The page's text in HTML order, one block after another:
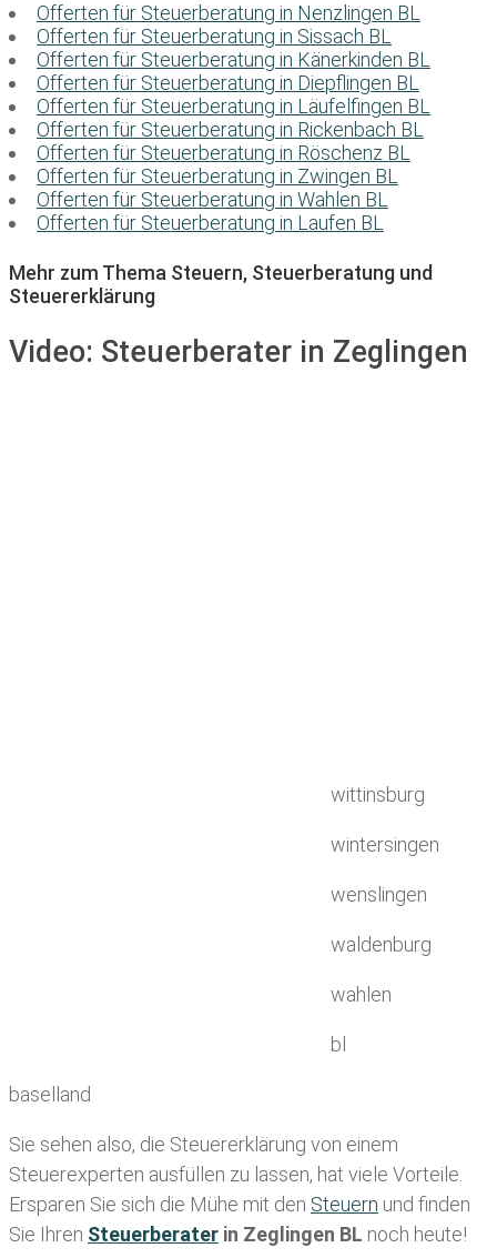
Offerten für Steuerberatung in Nenzlingen BL
Offerten für Steuerberatung in Sissach BL
Offerten für Steuerberatung in Känerkinden BL
Offerten für Steuerberatung in Diepflingen BL
Offerten für Steuerberatung in Läufelfingen BL
Offerten für Steuerberatung in Rickenbach BL
Offerten für Steuerberatung in Röschenz BL
Offerten für Steuerberatung in Zwingen BL
Offerten für Steuerberatung in Wahlen BL
Offerten für Steuerberatung in Laufen BL
Mehr zum Thema Steuern, Steuerberatung und
Steuererklärung
Video: Steuerberater in Zeglingen
wittinsburg
wintersingen
wenslingen
waldenburg
wahlen
bl
baselland
Sie sehen also, die Steuererklärung von einem
Steuerexperten ausfüllen zu lassen, hat viele Vorteile.
Ersparen Sie sich die Mühe mit den Steuern und finden
Sie Ihren Steuerberater in Zeglingen BL noch heute!